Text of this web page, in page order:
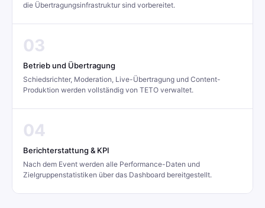
die Übertragungsinfrastruktur sind vorbereitet.
03
Betrieb und Übertragung
Schiedsrichter, Moderation, Live-Übertragung und Content-
Produktion werden vollständig von TETO verwaltet.
04
Berichterstattung & KPI
Nach dem Event werden alle Performance-Daten und
Zielgruppenstatistiken über das Dashboard bereitgestellt.